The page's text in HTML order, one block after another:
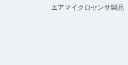
エアマイクロセンサ製品